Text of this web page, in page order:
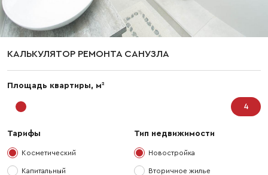
КАЛЬКУЛЯТОР РЕМОНТА САНУЗЛА
Площадь квартиры, м2
Тарифы
Косметический
Капитальный
Тип недвижимости
Новостройка
Вторичное жилье